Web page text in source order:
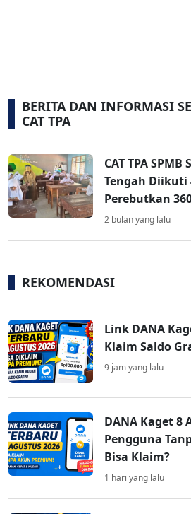
BERITA DAN INFORMASI
CAT TPA
CAT TPA
Tengah Diikuti
Perebutkan
2 bulan yang lalu
REKOMENDASI
Link DANA
Klaim Saldo
9 jam yang lalu
DANA Kaget 8
Pengguna
Bisa Klaim?
1 hari yang lalu